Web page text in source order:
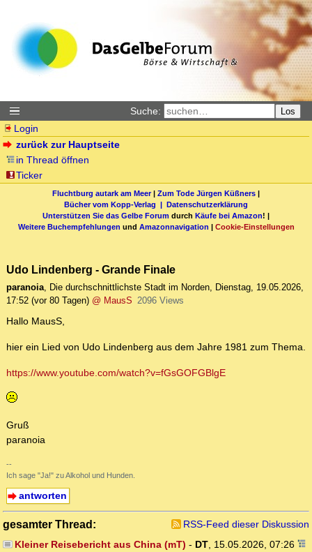
Suche: Los
Login
zurück zur Hauptseite
in Thread öffnen
Ticker
Fluchtburg autark am Meer| Zum Tode Jürgen Küßners |
Bücher vom Kopp-Verlag | Datenschutzerklärung
Unterstützen Sie das Gelbe Forum durch Käufe bei Amazon! |
Weitere Buchempfehlungen und Amazonnavigation | Cookie-Einstellungen
Udo Lindenberg - Grande Finale
paranoia, Die durchschnittlichste Stadt im Norden, Dienstag, 19.05.2026,
17:52 (vor 80 Tagen) @ MausS 2096 Views
Hallo MausS,
hier ein Lied von Udo Lindenberg aus dem Jahre 1981 zum Thema.
https://www.youtube.com/watch?v=fGsGOFGBlgE
Gruß
paranoia
--
Ich sage "Ja!" zu Alkohol und Hunden.
antworten
gesamter Thread:
RSS-Feed dieser Diskussion
Kleiner Reisebericht aus China (mT) - DT, 15.05.2026, 07:26